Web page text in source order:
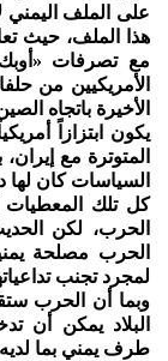
على الملف اليمني
هذا الملف، حيث
مع تصرفات
الأمريكيين من
الأخيرة باتجاه
يكون ابتزازاً
المتوترة مع
السياسات كان لها
كل تلك المعطيات
الحرب، لكن
الحرب مصلحة
لمجرد تجنب
وبما أن الحرب
البلاد يمكن أن
طرف يمني بما